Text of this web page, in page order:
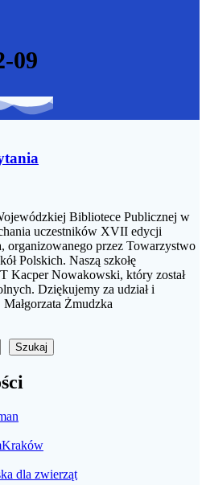
09
Bibliotece Publicznej w
uczestników XVII edycji
organizowanego przez Towarzystwo
Polskich. Naszą szkołę
Kacper Nowakowski, który został
Dziękujemy za udział i
Żmudzka
Szukaj
dla zwierząt